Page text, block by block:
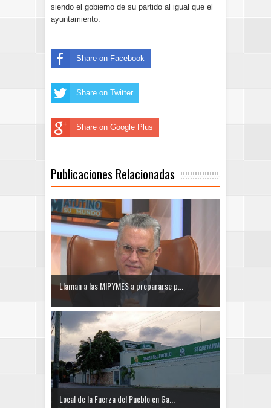
siendo el gobierno de su partido al igual que el
ayuntamiento.
Share on Facebook
Share on Twitter
Share on Google Plus
Publicaciones Relacionadas
Llaman a las MIPYMES a prepararse p...
Local de la Fuerza del Pueblo en Ga...